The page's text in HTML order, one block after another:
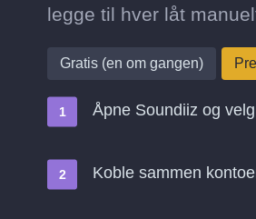
legge til hver låt
Gratis (en om gangen)
Åpne Soundiiz og
Koble sammen